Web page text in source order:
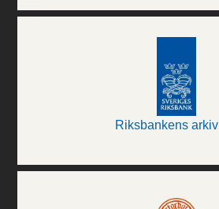
Riksbankens arkiv